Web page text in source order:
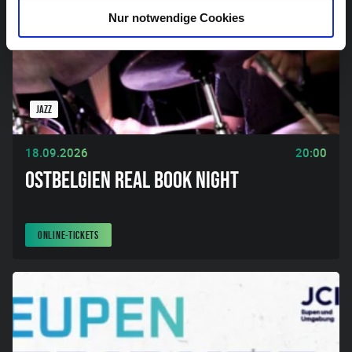
Nur notwendige Cookies
JAZZ
18.09.2026 20:00
OSTBELGIEN REAL BOOK NIGHT
ONLINE-TICKETS